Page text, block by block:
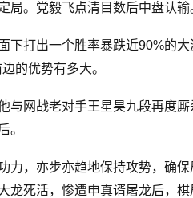
。党毅飞点清目数后中盘认输
打出一个胜率暴跌近90%的
的优势有多大。
网战老对手王星昊九段再度
。
，亦步亦趋地保持攻势，确
死活，惨遭申真谞屠龙后，棋